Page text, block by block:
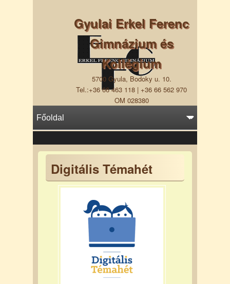
Gyulai Erkel Ferenc
Gimnázium és
Kollégium
5700 Gyula, Bodoky u. 10.
Tel.:+36 66 463 118 | +36 66 562 970
OM 028380
Digitális Témahét